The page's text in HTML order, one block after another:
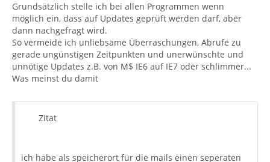
Grundsätzlich stelle ich bei allen Programmen wenn
möglich ein, dass auf Updates geprüft werden darf, aber
dann nachgefragt wird.
So vermeide ich unliebsame Überraschungen, Abrufe zu
gerade ungünstigen Zeitpunkten und unerwünschte und
unnötige Updates z.B. von M$ IE6 auf IE7 oder schlimmer...
Was meinst du damit
Zitat
ich habe als speicherort für die mails einen seperaten